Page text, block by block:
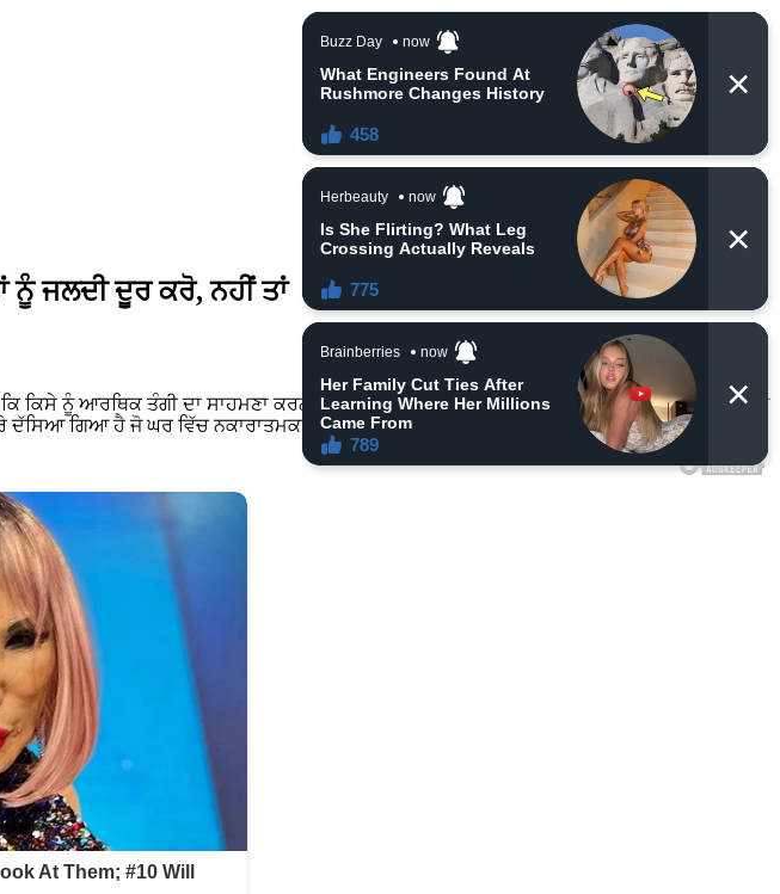
ਜਲਦੀ ਦੂਰ ਕਰੋ, ਨਹੀਂ ਤਾਂ
ਨੂੰ ਆਰਥਿਕ ਤੰਗੀ ਦਾ ਸਾਹਮਣਾ ਕਰਨਾ ਪੈਂਦਾ ਹੈ ਅਤੇ ਜ਼ਿੰਦਗੀ ਕੰਗਣਾਂ ਨਾਲ ਭਰ ਜਾਂਦੀ ਹੈ, ਵਾਸਤੂ ਵਿੱਚ ਇਸ ਦੇ
ਦੱਸਿਆ ਗਿਆ ਹੈ ਜੋ ਘਰ ਵਿੱਚ ਨਕਾਰਾਤਮਕਤਾ ਲਿਆਉਂਦੀਆਂ ਹਨ.